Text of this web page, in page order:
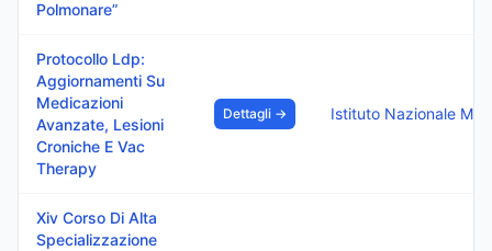
Polmonare”
Protocollo Ldp:
Aggiornamenti Su
Medicazioni
Avanzate, Lesioni
Croniche E Vac
Therapy
Dettagli →
Xiv Corso Di Alta
Specializzazione